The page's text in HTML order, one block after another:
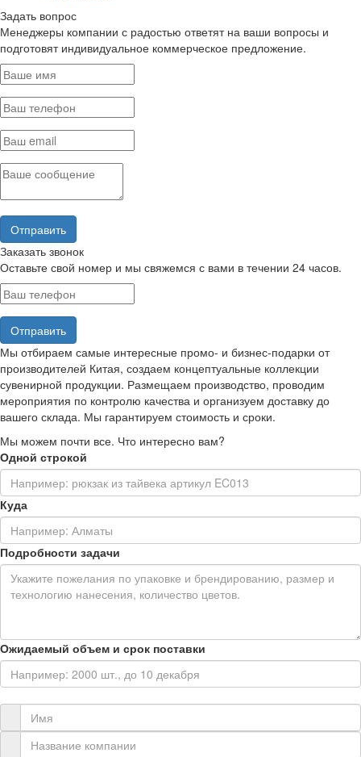
Задать вопрос
Менеджеры компании с радостью ответят на ваши вопросы и
подготовят индивидуальное коммерческое предложение.
Заказать звонок
Оставьте свой номер и мы свяжемся с вами в течении 24 часов.
Мы отбираем самые интересные промо- и бизнес-подарки от
производителей Китая, создаем концептуальные коллекции
сувенирной продукции. Размещаем производство, проводим
мероприятия по контролю качества и организуем доставку до
вашего склада. Мы гарантируем стоимость и сроки.
Мы можем почти все. Что интересно вам?
Одной строкой
Куда
Подробности задачи
Ожидаемый объем и срок поставки